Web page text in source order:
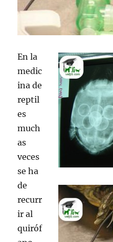
En la
medic
ina de
reptil
es
much
as
veces
se ha
de
recurr
ir al
quiróf